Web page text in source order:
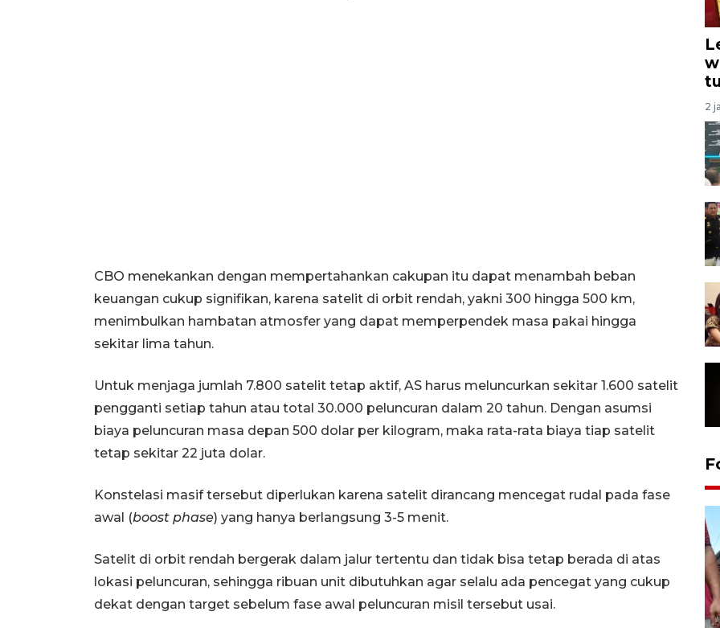
CBO menekankan dengan mempertahankan cakupan itu dapat menambah beban
keuangan cukup signifikan, karena satelit di orbit rendah, yakni 300 hingga 500 km,
menimbulkan hambatan atmosfer yang dapat memperpendek masa pakai hingga
sekitar lima tahun.
Untuk menjaga jumlah 7.800 satelit tetap aktif, AS harus meluncurkan sekitar 1.600 satelit
pengganti setiap tahun atau total 30.000 peluncuran dalam 20 tahun. Dengan asumsi
biaya peluncuran masa depan 500 dolar per kilogram, maka rata-rata biaya tiap satelit
tetap sekitar 22 juta dolar.
Konstelasi masif tersebut diperlukan karena satelit dirancang mencegat rudal pada fase
awal (boost phase) yang hanya berlangsung 3-5 menit.
Satelit di orbit rendah bergerak dalam jalur tertentu dan tidak bisa tetap berada di atas
lokasi peluncuran, sehingga ribuan unit dibutuhkan agar selalu ada pencegat yang cukup
dekat dengan target sebelum fase awal peluncuran misil tersebut usai.
2